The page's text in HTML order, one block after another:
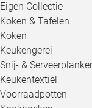
Eigen Collectie
Koken & Tafelen
Koken
Keukengerei
Snij- &
Keukentextiel
Voorraadpotten